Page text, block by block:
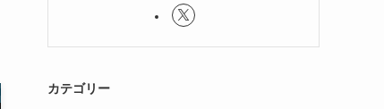
カテゴリー